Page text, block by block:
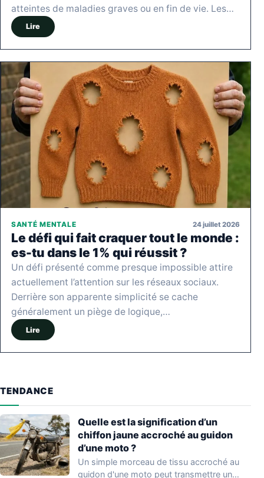
atteintes de maladies graves ou en fin de vie. Les…
Lire
SANTÉ MENTALE 24 juillet 2026
Le défi qui fait craquer tout le monde :
es-tu dans le 1% qui réussit ?
Un défi présenté comme presque impossible attire
actuellement l’attention sur les réseaux sociaux.
Derrière son apparente simplicité se cache
généralement un piège de logique,…
Lire
TENDANCE
Quelle est la signification d’un
chiffon jaune accroché au guidon
d’une moto ?
Un simple morceau de tissu accroché au
guidon d'une moto peut transmettre un